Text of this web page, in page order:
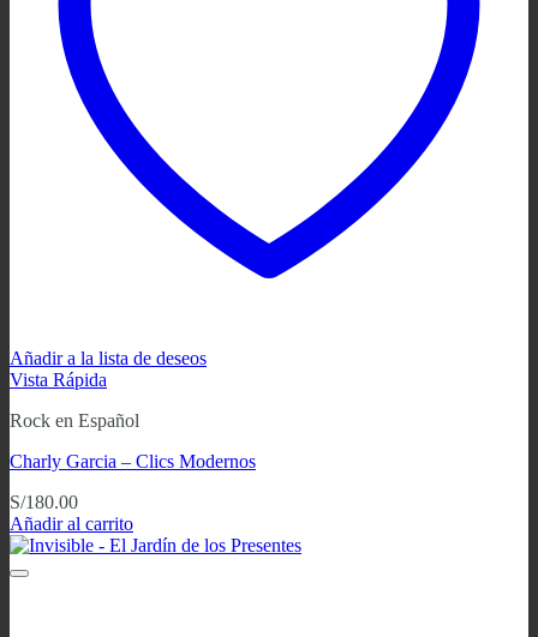
Añadir a la lista de deseos
Vista Rápida
Rock en Español
Charly Garcia ‎– Clics Modernos
S/180.00
Añadir al carrito